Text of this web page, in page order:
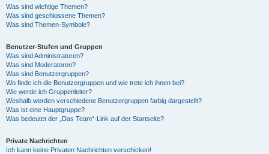
Was sind wichtige Themen?
Was sind geschlossene Themen?
Was sind Themen-Symbole?
Benutzer-Stufen und Gruppen
Was sind Administratoren?
Was sind Moderatoren?
Was sind Benutzergruppen?
Wo finde ich die Benutzergruppen und wie trete ich ihnen bei?
Wie werde ich Gruppenleiter?
Weshalb werden verschiedene Benutzergruppen farbig dargestellt?
Was ist eine Hauptgruppe?
Was bedeutet der „Das Team“-Link auf der Startseite?
Private Nachrichten
Ich kann keine Privaten Nachrichten verschicken!